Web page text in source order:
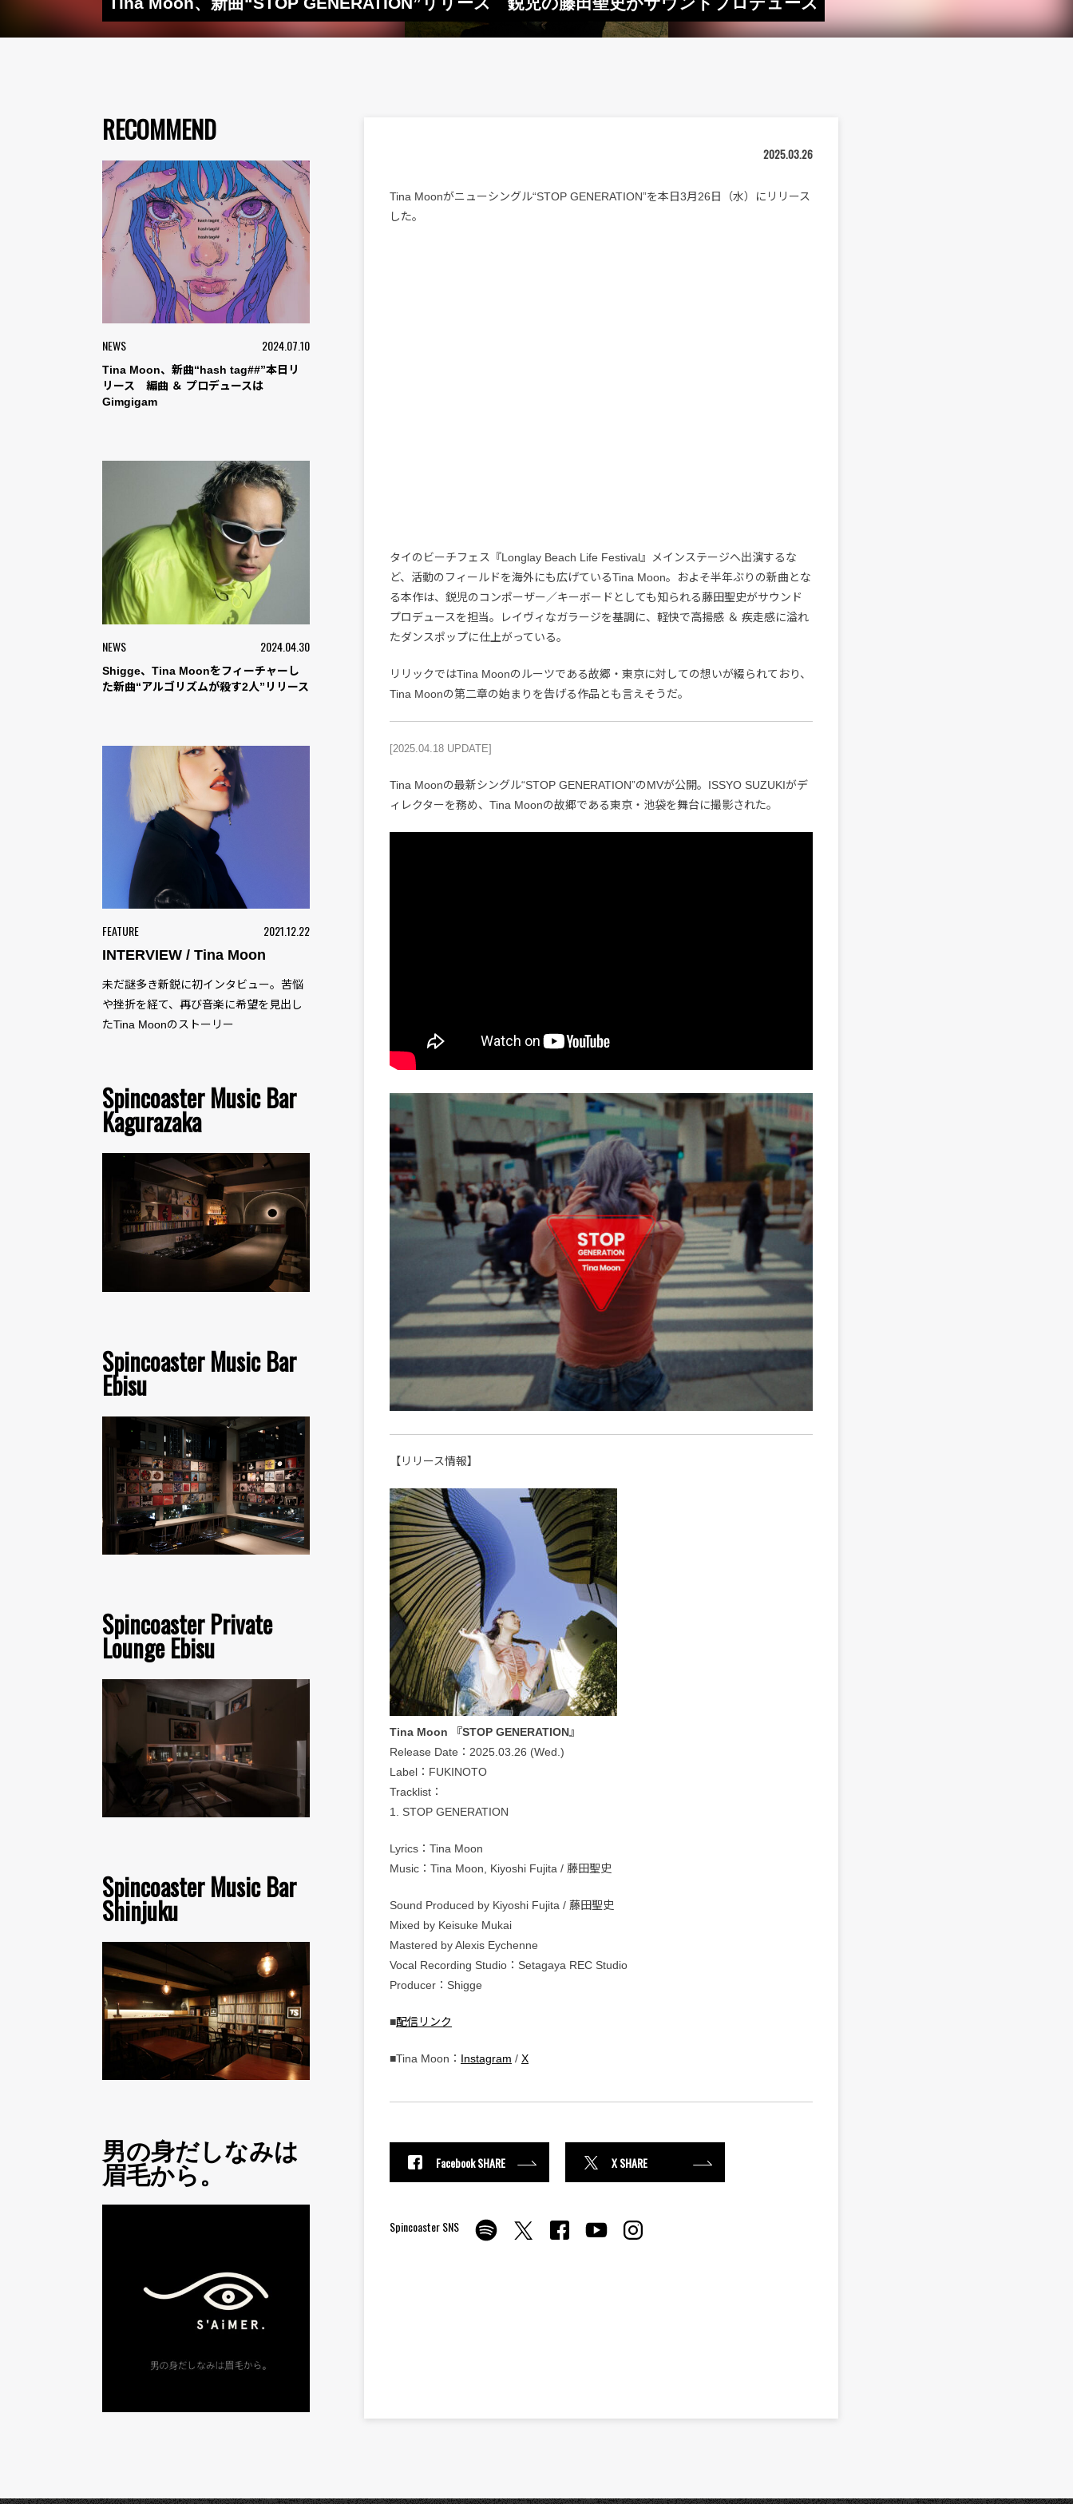
RECOMMEND
NEWS 2024.07.10
Tina Moon、新曲“hash tag##”本日リ
リース 編曲 ＆ プロデュースは
Gimgigam
NEWS 2024.04.30
Shigge、Tina Moonをフィーチャーし
た新曲“アルゴリズムが殺す2人”リリース
FEATURE 2021.12.22
INTERVIEW / Tina Moon
未だ謎多き新鋭に初インタビュー。苦悩
や挫折を経て、再び音楽に希望を見出し
たTina Moonのストーリー
Spincoaster Music Bar
Kagurazaka
Spincoaster Music Bar
Ebisu
Spincoaster Private
Lounge Ebisu
Spincoaster Music Bar
Shinjuku
男の身だしなみは
眉毛から。
2025.03.26
Tina Moonがニューシングル“STOP GENERATION”を本日3月26日（水）にリリース
した。
タイのビーチフェス『Longlay Beach Life Festival』メインステージへ出演するな
ど、活動のフィールドを海外にも広げているTina Moon。およそ半年ぶりの新曲とな
る本作は、鋭児のコンポーザー／キーボードとしても知られる藤田聖史がサウンド
プロデュースを担当。レイヴィなガラージを基調に、軽快で高揚感 ＆ 疾走感に溢れ
たダンスポップに仕上がっている。
リリックではTina Moonのルーツである故郷・東京に対しての想いが綴られており、
Tina Moonの第二章の始まりを告げる作品とも言えそうだ。
[2025.04.18 UPDATE]
Tina Moonの最新シングル“STOP GENERATION”のMVが公開。ISSYO SUZUKIがデ
ィレクターを務め、Tina Moonの故郷である東京・池袋を舞台に撮影された。
【リリース情報】
Tina Moon 『STOP GENERATION』
Release Date：2025.03.26 (Wed.)
Label：FUKINOTO
Tracklist：
1. STOP GENERATION
Lyrics：Tina Moon
Music：Tina Moon, Kiyoshi Fujita / 藤田聖史
Sound Produced by Kiyoshi Fujita / 藤田聖史
Mixed by Keisuke Mukai
Mastered by Alexis Eychenne
Vocal Recording Studio：Setagaya REC Studio
Producer：Shigge
■配信リンク
■Tina Moon： Instagram / X
Facebook SHARE X SHARE
Spincoaster SNS